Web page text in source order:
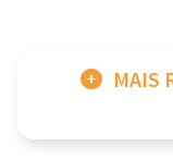
MAIS